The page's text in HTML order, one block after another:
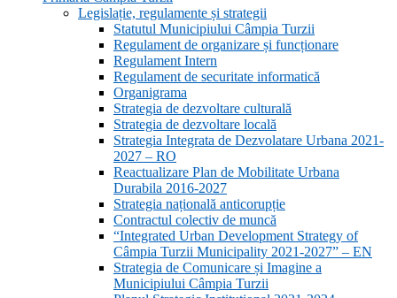
Legislație, regulamente și strategii
Statutul Municipiului Câmpia Turzii
Regulament de organizare și funcționare
Regulament Intern
Regulament de securitate informatică
Organigrama
Strategia de dezvoltare culturală
Strategia de dezvoltare locală
Strategia Integrata de Dezvolatare Urbana 2021-
2027 – RO
Reactualizare Plan de Mobilitate Urbana
Durabila 2016-2027
Strategia națională anticorupție
Contractul colectiv de muncă
“Integrated Urban Development Strategy of
Câmpia Turzii Municipality 2021-2027” – EN
Strategia de Comunicare și Imagine a
Municipiului Câmpia Turzii